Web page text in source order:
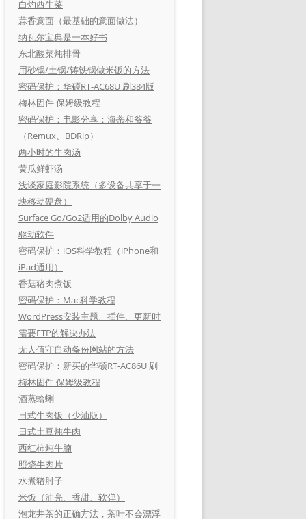
白灼西生菜
蒜香意面（最基础的意面做法）
纳瓦尔宝典是一本好书
东北酸菜炖排骨
用砂锅/土锅/铸铁锅做米饭的方法
密码保护：华硕RT-AC68U 刷384版
梅林固件 保姆级教程
密码保护：电影分享：海蒂和爷爷
（Remux、BDRip）
两小时的牛肉汤
黄瓜鲜虾汤
浅谈家庭影院系统（多设备共享于一
块移动硬盘）
Surface Go/Go2适用的Dolby Audio
驱动软件
密码保护：iOS科学教程（iPhone和
iPad通用）
香菇猪肉煮饭
密码保护：Mac科学教程
WordPress安装主题、插件、更新时
需要FTP的解决办法
无人值守自动备份网站的方法
密码保护：新买的华硕RT-AC86U 刷
梅林固件 保姆级教程
酒蒸蛤蜊
日式牛肉饭（少油版）
日式土豆炖牛肉
西红柿炖牛腩
照烧牛肉片
水煮猪肘子
米饭（油亮、香甜、软弹）
泡龙井茶的正确方法，茶叶不会漂浮